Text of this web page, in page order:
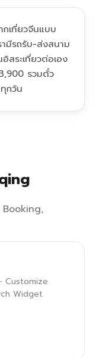
เที่ยวจีนแบบ
มีรถรับ-ส่งสนาม
ระเที่ยวต่อเอง
รวมตั๋ว
กวัน
Booking,
Widget